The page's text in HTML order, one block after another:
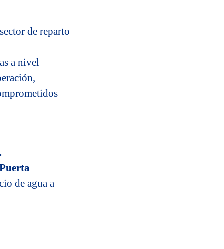
de reparto
a nivel
de agua a